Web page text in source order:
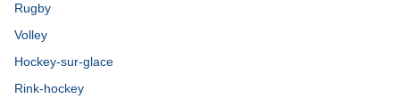
Rugby
Volley
Hockey-sur-glace
Rink-hockey